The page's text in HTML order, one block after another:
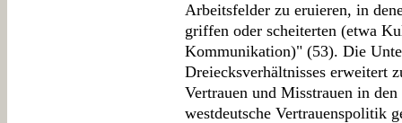
Arbeitsfelder zu eruieren, in
griffen oder scheiterten (etwa
Kommunikation)" (53). Die
Dreiecksverhältnisses erweitert
Vertrauen und Misstrauen in
westdeutsche Vertrauenspolitik